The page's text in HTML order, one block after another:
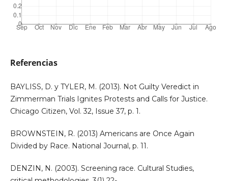
Referencias
BAYLISS, D. y TYLER, M. (2013). Not Guilty Veredict in
Zimmerman Trials Ignites Protests and Calls for Justice.
Chicago Citizen, Vol. 32, Issue 37, p. 1.
BROWNSTEIN, R. (2013) Americans are Once Again
Divided by Race. National Journal, p. 11.
DENZIN, N. (2003). Screening race. Cultural Studies,